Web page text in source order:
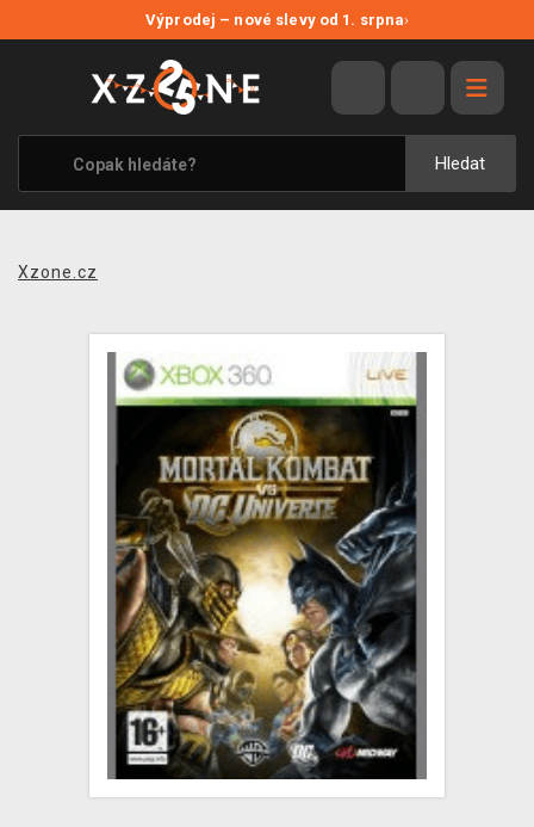
Výprodej – nové slevy od 1. srpna›
Hledat
VÝPRODEJ
VIDEOHRY
XZONE ORIGINALS
TÉMATIKY
SPOLEČENSKÉ HRY
PRODEJNY
DOPRAVA
XZONE KLUB
TCG & BOARDGAME HUB
VÝKUP HER (BAZAR)
Xzone.cz